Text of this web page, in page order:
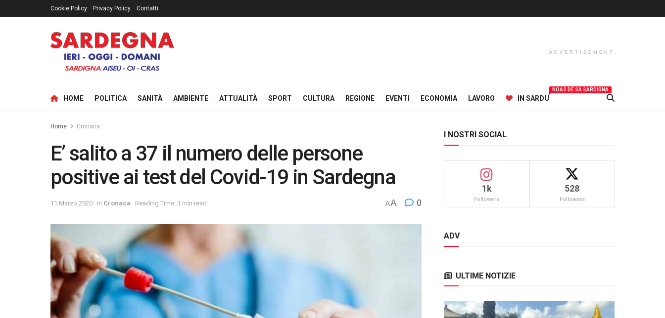
Cookie Policy Privacy Policy Contatti
ADVERTISEMENT
HOME POLITICA SANITÀ AMBIENTE ATTUALITÀ SPORT CULTURA REGIONE EVENTI ECONOMIA LAVORO IN SARDU
NOAS DE SA SARDIGNA
Home Cronaca
E’ salito a 37 il numero delle persone
positive ai test del Covid-19 in Sardegna
11 Marzo 2020 in Cronaca Reading Time: 1 min read AA 0
I NOSTRI SOCIAL
1k
Followers
528
Followers
ADV
ULTIME NOTIZIE